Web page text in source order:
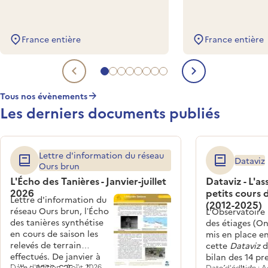
Aller à l'evénement à venir 1
Aller à l'evénement à venir 2
Aller à l'evénement à venir 3
Aller à l'evénement à venir 4
Aller à l'evénement à venir 5
Aller à l'evénement à venir 6
Aller à l'evénement à venir
Aller à l'evénement à
France entière France entière
Evénement à venir
Tous nos évènements
Les derniers documents publiés
L'Écho des Tanières - Janvier-juillet
2026
Lettre d'information du réseau
Ours brun
Lettre d'information du
réseau Ours brun, l’Écho
des tanières synthétise
en cours de saison les
relevés de terrain
effectués. De janvier à
Dataviz -
petits cours
(2012-2025)
Dataviz
des étiages
mis en place
cette Dataviz
bilan des 14